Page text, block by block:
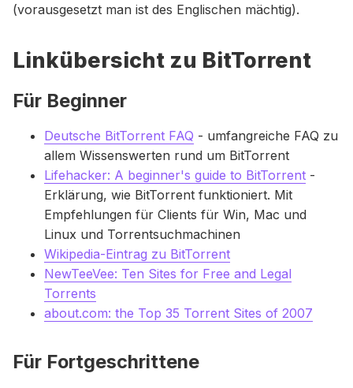
(vorausgesetzt man ist des Englischen mächtig).
Linkübersicht zu BitTorrent
Für Beginner
Deutsche BitTorrent FAQ - umfangreiche FAQ zu
allem Wissenswerten rund um BitTorrent
Lifehacker: A beginner's guide to BitTorrent -
Erklärung, wie BitTorrent funktioniert. Mit
Empfehlungen für Clients für Win, Mac und
Linux und Torrentsuchmachinen
Wikipedia-Eintrag zu BitTorrent
NewTeeVee: Ten Sites for Free and Legal
Torrents
about.com: the Top 35 Torrent Sites of 2007
Für Fortgeschrittene